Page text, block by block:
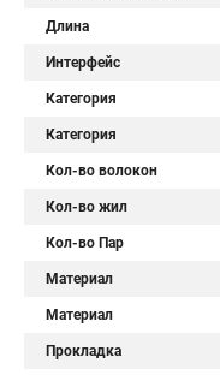
Длина
Интерфейс
Категория
Категория
Кол-во волокон
Кол-во жил
Кол-во Пар
Материал
Материал
Прокладка